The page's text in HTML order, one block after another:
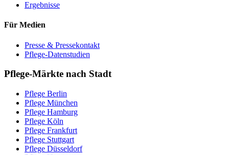
Ergebnisse
Für Medien
Presse & Pressekontakt
Pflege-Datenstudien
Pflege-Märkte nach Stadt
Pflege Berlin
Pflege München
Pflege Hamburg
Pflege Köln
Pflege Frankfurt
Pflege Stuttgart
Pflege Düsseldorf